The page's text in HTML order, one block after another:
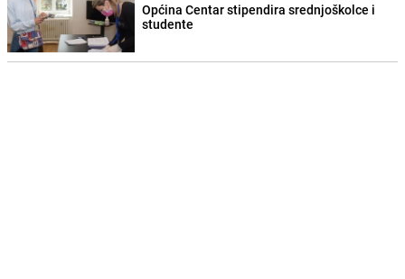
Općina Centar stipendira srednjoškolce i
studente